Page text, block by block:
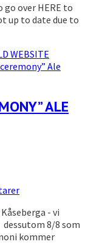
go over HERE to
up to date due to
WEBSITE
ALE
- vi
8/8 som
kommer